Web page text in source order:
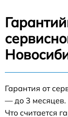
Гарантия от
— до 3 месяцев.
Что считается